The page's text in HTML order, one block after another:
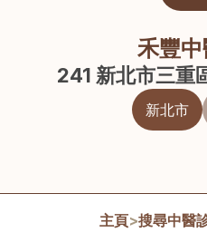
禾豐
241 新北市三重
新北市
主頁>搜尋中醫